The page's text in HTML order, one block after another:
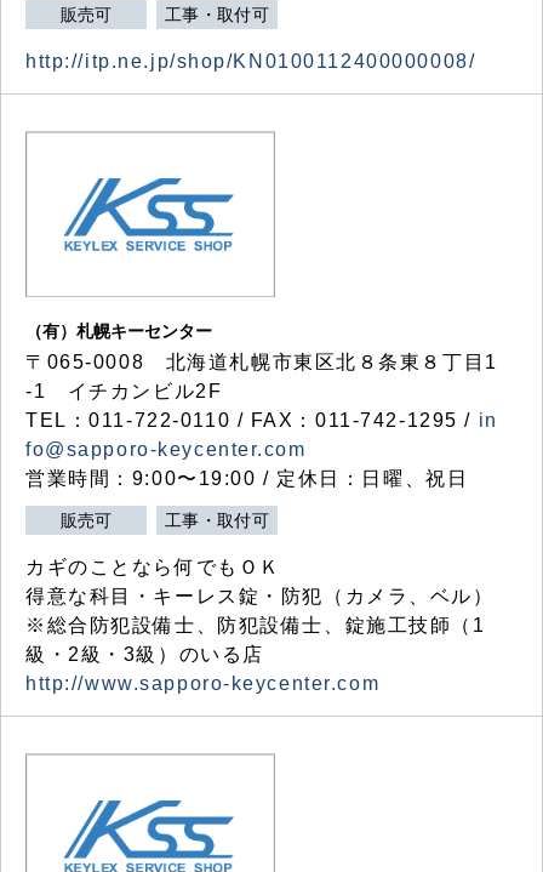
販売可 工事・取付可
http://itp.ne.jp/shop/KN0100112400000008/
（有）札幌キーセンター
〒065-0008 北海道札幌市東区北８条東８丁目1
-1 イチカンビル2F
TEL：011-722-0110 / FAX：011-742-1295 / in
fo@sapporo-keycenter.com
営業時間：9:00〜19:00 / 定休日：日曜、祝日
販売可 工事・取付可
カギのことなら何でもＯＫ
得意な科目・キーレス錠・防犯（カメラ、ベル）
※総合防犯設備士、防犯設備士、錠施工技師（1
級・2級・3級）のいる店
http://www.sapporo-keycenter.com